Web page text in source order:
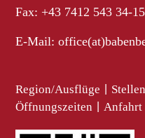
Fax: +43 7412 543 34-15
E-Mail:
Region/Ausflüge
Öffnungszeiten Anfahrt